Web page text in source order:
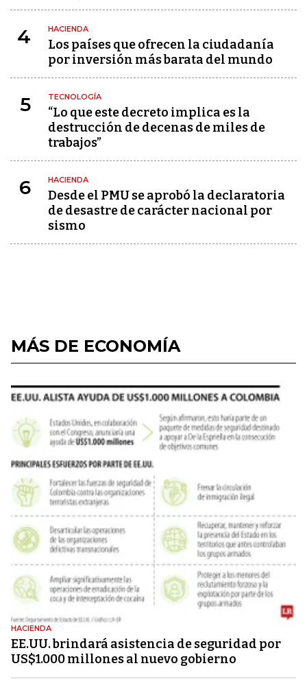
4 HACIENDA
Los países que ofrecen la ciudadanía
por inversión más barata del mundo
5 TECNOLOGÍA
“Lo que este decreto implica es la
destrucción de decenas de miles de
trabajos”
6 HACIENDA
Desde el PMU se aprobó la declaratoria
de desastre de carácter nacional por
sismo
MÁS DE ECONOMÍA
HACIENDA
EE.UU. brindará asistencia de seguridad por
US$1.000 millones al nuevo gobierno